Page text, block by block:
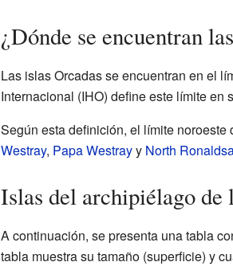
¿Dónde se encuentran
Las islas Orcadas se encuentran en el
Internacional (IHO) define este límite
Según esta definición, el límite
Westray, Papa Westrayy North
Islas del archipiélago de
A continuación, se presenta una tabla
tabla muestra su tamaño (superficie) y